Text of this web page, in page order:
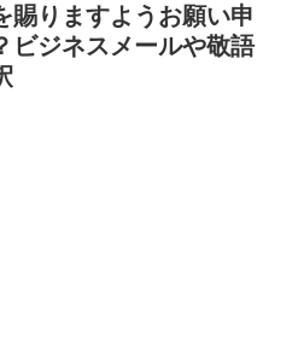
賜りますようお願い申
ビジネスメールや敬語